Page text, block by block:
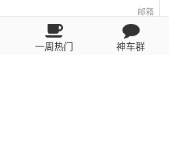
邮箱
一周热门 神车群